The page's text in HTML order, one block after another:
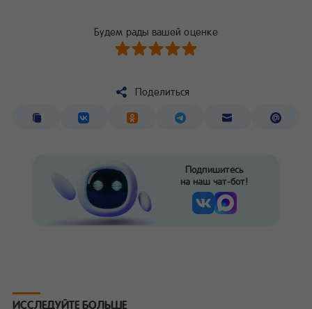
Будем рады вашей оценке
Поделиться
Подпишитесь
на наш чат-бот!
ИССЛЕДУЙТЕ БОЛЬШЕ